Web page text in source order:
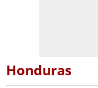
Honduras